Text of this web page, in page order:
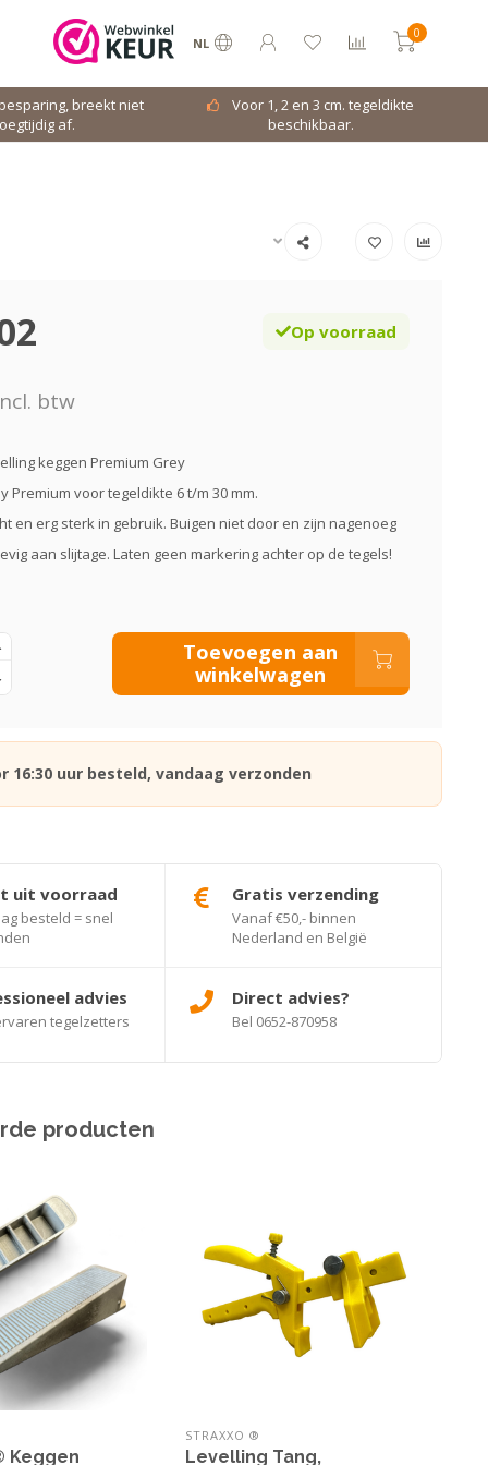
NL
0
breekt niet
af.
Voor 1, 2 en 3 cm. tegeldikte
beschikbaar.
btw
Op voorraad
keggen Premium Grey
Premium voor tegeldikte 6 t/m 30 mm.
en erg sterk in gebruik. Buigen niet door en zijn nagenoeg
aan slijtage. Laten geen markering achter op de tegels!
Toevoegen aan
winkelwagen
16:30 uur besteld, vandaag verzonden
uit voorraad
besteld = snel
Gratis verzending
Vanaf €50,- binnen
Nederland en België
advies
tegelzetters
Direct advies?
Bel 0652-870958
producten
Keggen
STRAXXO ®
Levelling Tang,